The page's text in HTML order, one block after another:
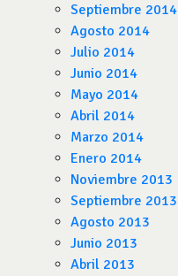
Septiembre 2014
Agosto 2014
Julio 2014
Junio 2014
Mayo 2014
Abril 2014
Marzo 2014
Enero 2014
Noviembre 2013
Septiembre 2013
Agosto 2013
Junio 2013
Abril 2013